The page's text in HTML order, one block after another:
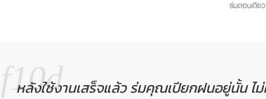
หลังใช้งานเสร็จแล้ว ร่มคุณเปียกฝนอยู่นั้น ไ